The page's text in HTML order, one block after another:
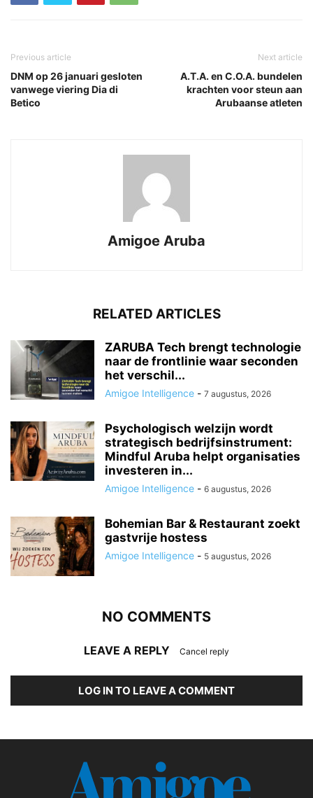
Previous article
DNM op 26 januari gesloten
vanwege viering Dia di
Betico
Next article
A.T.A. en C.O.A. bundelen
krachten voor steun aan
Arubaanse atleten
Amigoe Aruba
RELATED ARTICLES
ZARUBA Tech brengt technologie
naar de frontlinie waar seconden
het verschil...
Amigoe Intelligence - 7 augustus, 2026
Psychologisch welzijn wordt
strategisch bedrijfsinstrument:
Mindful Aruba helpt organisaties
investeren in...
Amigoe Intelligence - 6 augustus, 2026
Bohemian Bar & Restaurant zoekt
gastvrije hostess
Amigoe Intelligence - 5 augustus, 2026
NO COMMENTS
LEAVE A REPLY Cancel reply
LOG IN TO LEAVE A COMMENT